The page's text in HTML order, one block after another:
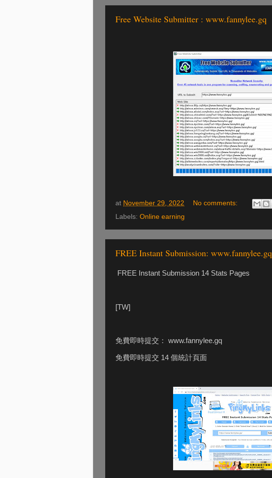
Free Website Submitter : www.fannylee.gq
at November 29, 2022
No comments:
Labels: Online earning
FREE Instant Submission: www.fannylee.gq
FREE Instant Submission 14 Stats Pages
[TW]
免費即時提交： www.fannylee.gq
免費即時提交 14 個統計頁面